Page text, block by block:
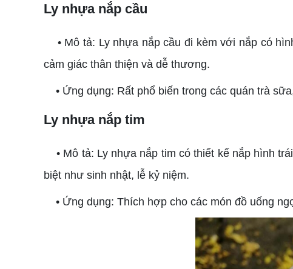
Ly nhựa nắp cầu
• Mô tả: Ly nhựa nắp cầu đi kèm với nắp có
cảm giác thân thiện và dễ thương.
• Ứng dụng: Rất phổ biến trong các quán trà
Ly nhựa nắp tim
• Mô tả: Ly nhựa nắp tim có thiết kế nắp hình
biệt như sinh nhật, lễ kỷ niệm.
• Ứng dụng: Thích hợp cho các món đồ uống